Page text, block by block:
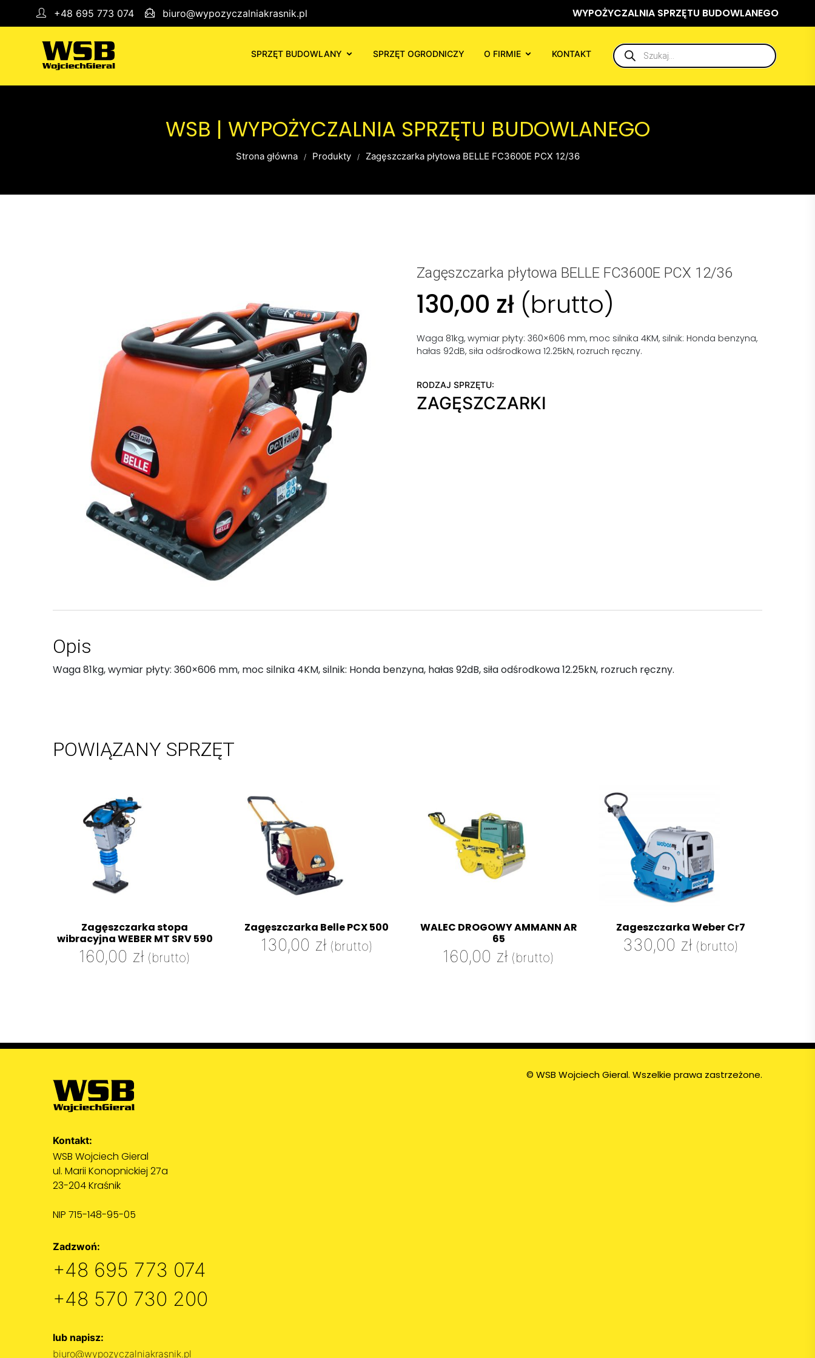
+48 695 773 074 biuro@wypozyczalniakrasnik.pl WYPOŻYCZALNIA SPRZĘTU BUDOWLANEGO
SPRZĘT BUDOWLANY SPRZĘT OGRODNICZY O FIRMIE KONTAKT
Wyszukiwarka
produktów
WSB | WYPOŻYCZALNIA SPRZĘTU BUDOWLANEGO
Strona główna Produkty Zagęszczarka płytowa BELLE FC3600E PCX 12/36
Zagęszczarka płytowa BELLE FC3600E PCX 12/36
130,00 zł (brutto)
Waga 81kg, wymiar płyty: 360×606 mm, moc silnika 4KM, silnik: Honda benzyna,
hałas 92dB, siła odśrodkowa 12.25kN, rozruch ręczny.
RODZAJ SPRZĘTU:
ZAGĘSZCZARKI
Opis
Waga 81kg, wymiar płyty: 360×606 mm, moc silnika 4KM, silnik: Honda benzyna, hałas 92dB, siła odśrodkowa 12.25kN, rozruch ręczny.
POWIĄZANY SPRZĘT
Zagęszczarka stopa
wibracyjna WEBER MT SRV 590
160,00 zł (brutto)
Zagęszczarka Belle PCX 500
130,00 zł (brutto)
WALEC DROGOWY AMMANN AR
65
160,00 zł (brutto)
Zageszczarka Weber Cr7
330,00 zł (brutto)
Kontakt:
WSB Wojciech Gieral
ul. Marii Konopnickiej 27a
23-204 Kraśnik
NIP 715-148-95-05
Zadzwoń:
+48 695 773 074
+48 570 730 200
lub napisz:
biuro@wypozyczalniakrasnik.pl
© WSB Wojciech Gieral. Wszelkie prawa zastrzeżone.